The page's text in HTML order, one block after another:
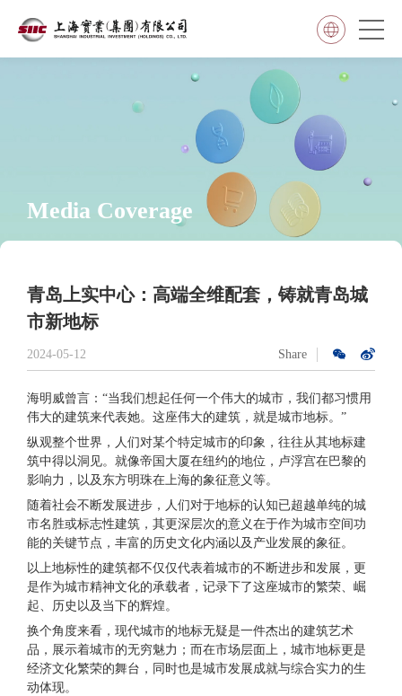
Media Coverage
青岛上实中心：高端全维配套，铸就青岛城
市新地标
2024-05-12 Share
海明威曾言：“当我们想起任何一个伟大的城市，我们都习惯用
伟大的建筑来代表她。这座伟大的建筑，就是城市地标。”
纵观整个世界，人们对某个特定城市的印象，往往从其地标建
筑中得以洞见。就像帝国大厦在纽约的地位，卢浮宫在巴黎的
影响力，以及东方明珠在上海的象征意义等。
随着社会不断发展进步，人们对于地标的认知已超越单纯的城
市名胜或标志性建筑，其更深层次的意义在于作为城市空间功
能的关键节点，丰富的历史文化内涵以及产业发展的象征。
以上地标性的建筑都不仅仅代表着城市的不断进步和发展，更
是作为城市精神文化的承载者，记录下了这座城市的繁荣、崛
起、历史以及当下的辉煌。
换个角度来看，现代城市的地标无疑是一件杰出的建筑艺术
品，展示着城市的无穷魅力；而在市场层面上，城市地标更是
经济文化繁荣的舞台，同时也是城市发展成就与综合实力的生
动体现。